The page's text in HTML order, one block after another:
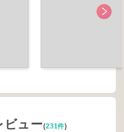
ビュー(231件)